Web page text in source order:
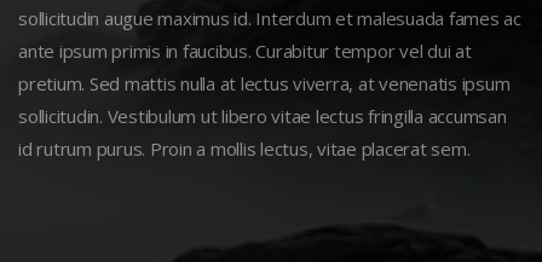
sollicitudin augue maximus id. Interdum et malesuada fames ac
ante ipsum primis in faucibus. Curabitur tempor vel dui at
pretium. Sed mattis nulla at lectus viverra, at venenatis ipsum
sollicitudin. Vestibulum ut libero vitae lectus fringilla accumsan
id rutrum purus. Proin a mollis lectus, vitae placerat sem.